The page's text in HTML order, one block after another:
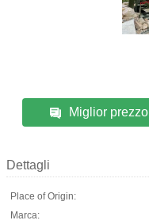
Miglior prezzo
Dettagli
Place of Origin:
Marca: